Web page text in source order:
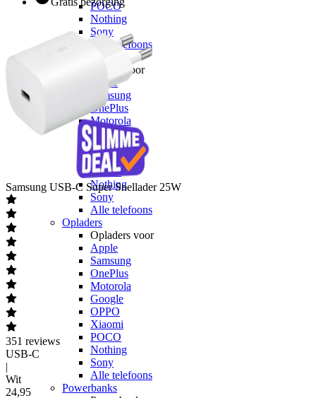
POCO
Nothing
Sony
Alle telefoons
Kabels voor
Apple
Samsung
OnePlus
Motorola
Google
OPPO
Xiaomi
POCO
Nothing
Sony
Alle telefoons
Opladers
Opladers voor
Apple
Samsung
OnePlus
Motorola
Google
OPPO
Xiaomi
POCO
Nothing
Sony
Alle telefoons
Powerbanks
Samsung USB-C Super Snellader 25W
351 reviews
USB-C
|
Wit
24,95